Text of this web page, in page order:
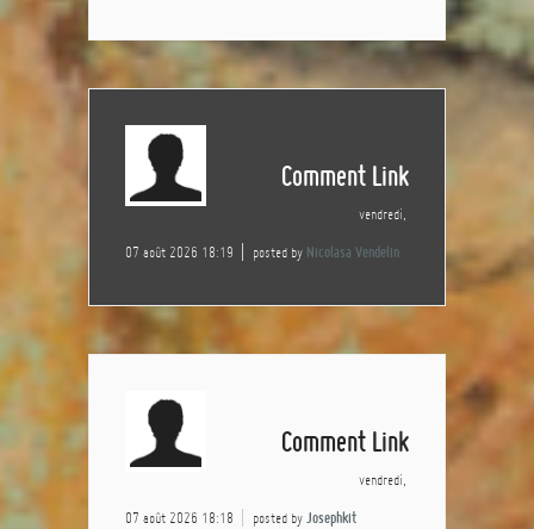
Comment Link
vendredi,
07 août 2026 18:19 posted by Nicolasa Vendelin
Comment Link
vendredi,
07 août 2026 18:18 posted by Josephkit